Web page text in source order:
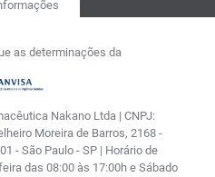
as determinações da
Nakano Ltda | CNPJ:
Moreira de Barros, 2168 -
- São Paulo - SP | Horário de
das 08:00 às 17:00h e Sábado